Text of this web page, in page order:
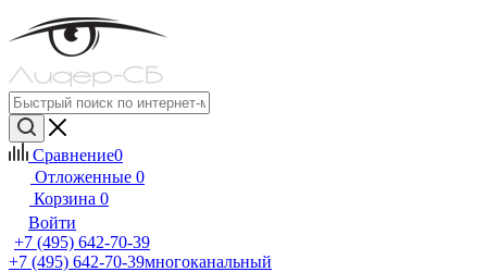
Сравнение0
Отложенные 0
Корзина 0
Войти
+7 (495) 642-70-39
+7 (495) 642-70-39многоканальный